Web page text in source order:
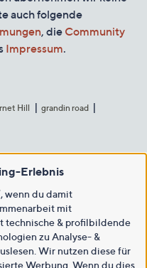
auch folgende
, die Community
Impressum.
Hill
grandin road
Erlebnis
wenn du damit
mit
technische & profilbildende
zu Analyse- &
Wir nutzen diese für
Werbung. Wenn du dies